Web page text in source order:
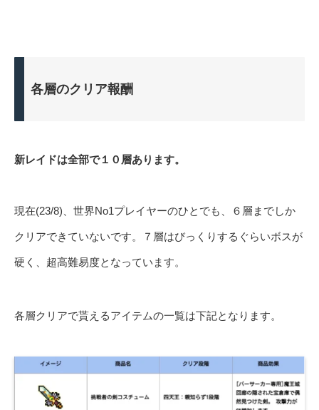
各層のクリア報酬
新レイドは全部で１０層あります。
現在(23/8)、世界No1プレイヤーのひとでも、６層までしか
クリアできていないです。７層はびっくりするぐらいボスが
硬く、超高難易度となっています。
各層クリアで貰えるアイテムの一覧は下記となります。